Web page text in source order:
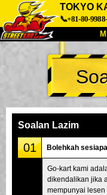
TOKYO
📞+81-80-
Tentang
Syarikat
Tokyo Shinagawa
Tokyo Akihabara#2
Soalan Lazim
01 Bolehkah
Go-kart kami
dikendalikan jika
mempunyai